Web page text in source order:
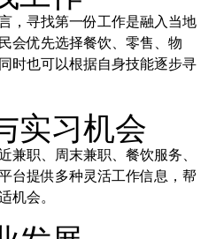
，寻找第一份工作是融入当地
会优先选择餐饮、零售、物
时也可以根据自身技能逐步寻
实习机会
兼职、周末兼职、餐饮服务、
台提供多种灵活工作信息，帮
机会。